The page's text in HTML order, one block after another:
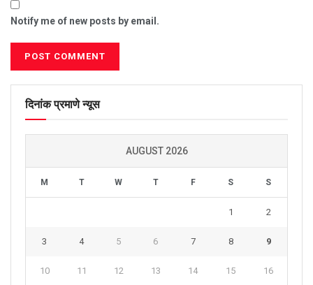
Notify me of new posts by email.
दिनांक प्रमाणे न्यूस
AUGUST 2026
M T W T F S S
1 2
3 4 5 6 7 8 9
10 11 12 13 14 15 16